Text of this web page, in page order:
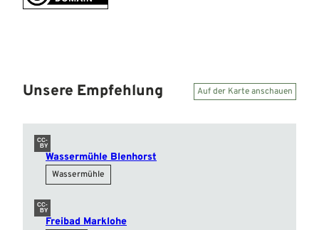
Unsere Empfehlung Auf der Karte anschauen
CC-
BY
Wassermühle Blenhorst
Wassermühle
CC-
BY
Freibad Marklohe